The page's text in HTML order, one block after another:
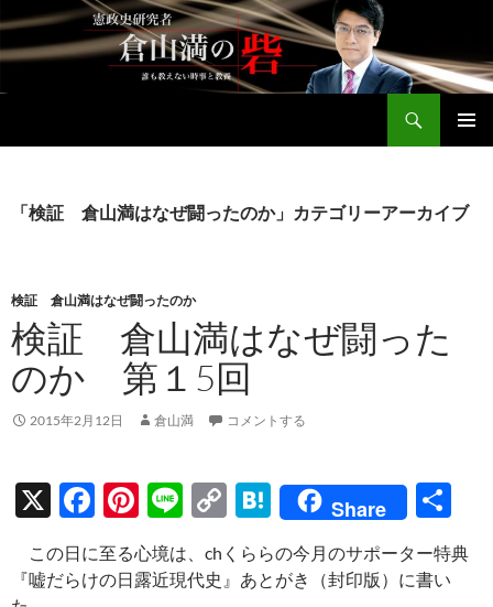
テ
ン
へ
「検証 倉山満はなぜ闘ったのか」カテゴリーアーカイブ
検証 倉山満はなぜ闘ったのか
検証 倉山満はなぜ闘った
のか 第１5回
2015年2月12日 倉山満 コメントする
X
F
ac
e
Pi
nt
er
Li
e
C
o
p
H
at
e
Share
有
この日に至る心境は、chくららの今月のサポーター特典
『嘘だらけの日露近現代史』あとがき（封印版）に書い